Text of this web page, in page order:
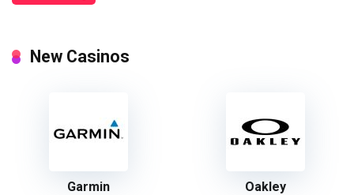
New Casinos
Garmin Oakley